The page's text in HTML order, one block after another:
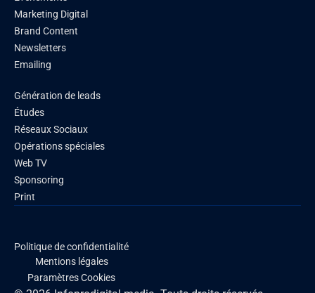
Marketing Digital
Brand Content
Newsletters
Emailing
Génération de leads
Études
Réseaux Sociaux
Opérations spéciales
Web TV
Sponsoring
Print
Politique de confidentialité
Mentions légales
Paramètres Cookies